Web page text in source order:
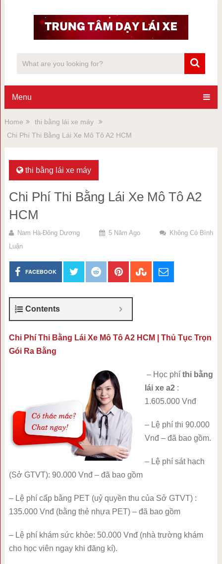
Menu
Home
thi bằng lái xe máy
Chi Phí Thi Bằng Lái Xe Mô Tô A2 HCM
thi bằng lái xe máy
Chi Phí Thi Bằng Lái Xe Mô Tô A2
HCM
Nam Hà-Đông Dương 5 Năm Ago
Không Có Bình
Luận
FACEBOOK
Contents
Chi Phí Thi Bằng Lái Xe Mô Tô A2 HCM | Thủ Tục Trọn
Gói Ra Bằng
– Học phí thi bằng
lái xe a2:
1.605.000 Vnđ
– Lệ phí thi 90.000
Vnđ – đã bao gồm.
– Lệ phí sát hạch
(Sở GTVT): 90.000 Vnđ – đã bao gồm
– Lệ phí cấp bằng PET (uỷ quyền thu của Sở GTVT) :
135.000 Vnđ (bằng thẻ nhựa PET) – đã bao gồm
– Lệ phí khám sức khỏe: 50.000 Vnđ (nhà trường khám
cho học viên ngay khi đăng kí).